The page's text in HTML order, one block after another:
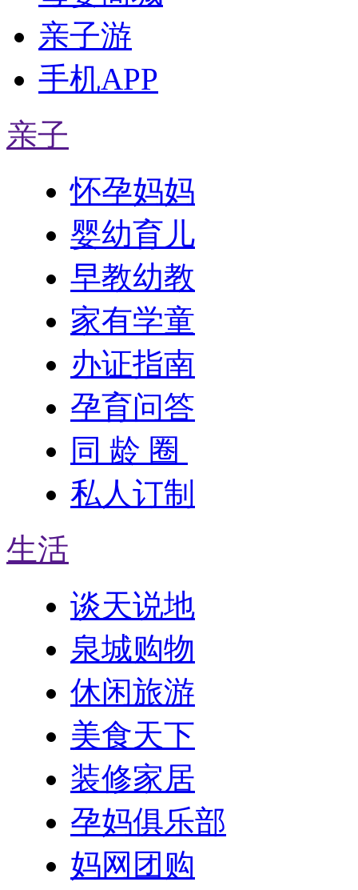
亲子游
手机APP
亲子
怀孕妈妈
婴幼育儿
早教幼教
家有学童
办证指南
孕育问答
同 龄 圈
私人订制
生活
谈天说地
泉城购物
休闲旅游
美食天下
装修家居
孕妈俱乐部
妈网团购